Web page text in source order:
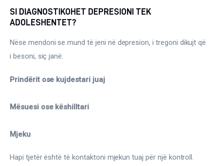
SI DIAGNOSTIKOHET DEPRESIONI TEK
ADOLESHENTET?
Nëse mendoni se mund të jeni në depresion, i tregoni dikujt që
i besoni, siç janë:
Prindërit ose kujdestari juaj
Mësuesi ose këshilltari
Mjeku
Hapi tjetër është të kontaktoni mjekun tuaj për një kontroll.